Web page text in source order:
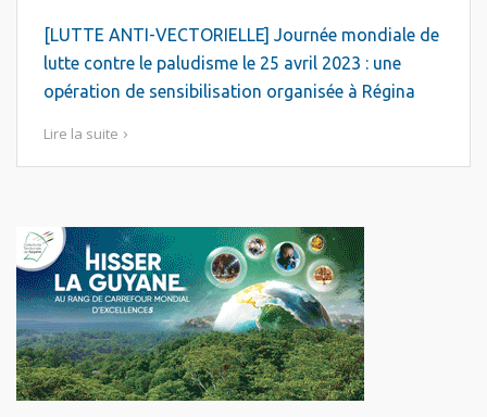
[LUTTE ANTI-VECTORIELLE] Journée mondiale de
lutte contre le paludisme le 25 avril 2023 : une
opération de sensibilisation organisée à Régina
Lire la suite